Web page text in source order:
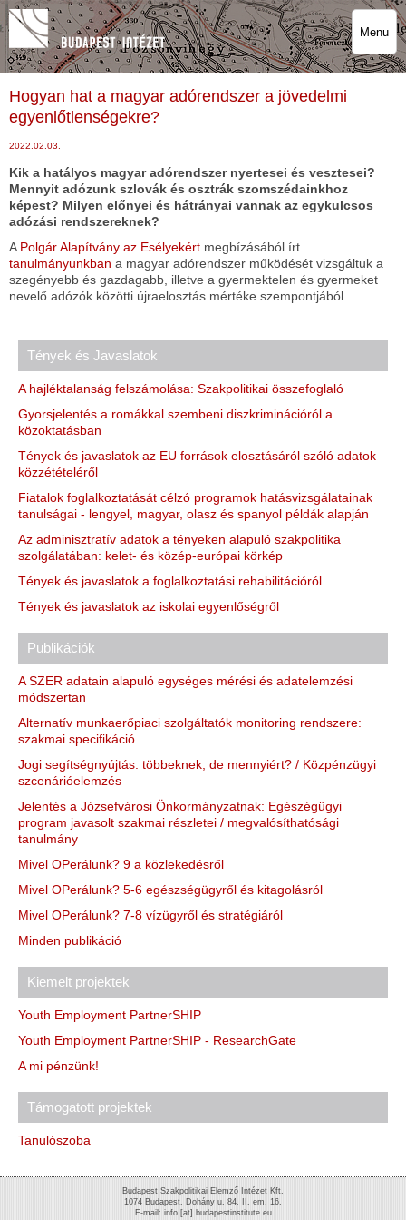
Menu
Hogyan hat a magyar adórendszer a jövedelmi
egyenlőtlenségekre?
2022.02.03.
Kik a hatályos magyar adórendszer nyertesei és vesztesei?
Mennyit adózunk szlovák és osztrák szomszédainkhoz
képest? Milyen előnyei és hátrányai vannak az egykulcsos
adózási rendszereknek?
A Polgár Alapítvány az Esélyekért megbízásából írt
tanulmányunkban a magyar adórendszer működését vizsgáltuk a
szegényebb és gazdagabb, illetve a gyermektelen és gyermeket
nevelő adózók közötti újraelosztás mértéke szempontjából.
Tények és Javaslatok
A hajléktalanság felszámolása: Szakpolitikai összefoglaló
Gyorsjelentés a romákkal szembeni diszkriminációról a
közoktatásban
Tények és javaslatok az EU források elosztásáról szóló adatok
közzétételéről
Fiatalok foglalkoztatását célzó programok hatásvizsgálatainak
tanulságai - lengyel, magyar, olasz és spanyol példák alapján
Az adminisztratív adatok a tényeken alapuló szakpolitika
szolgálatában: kelet- és közép-európai körkép
Tények és javaslatok a foglalkoztatási rehabilitációról
Tények és javaslatok az iskolai egyenlőségről
Publikációk
A SZER adatain alapuló egységes mérési és adatelemzési
módszertan
Alternatív munkaerőpiaci szolgáltatók monitoring rendszere:
szakmai specifikáció
Jogi segítségnyújtás: többeknek, de mennyiért? / Közpénzügyi
szcenárióelemzés
Jelentés a Józsefvárosi Önkormányzatnak: Egészégügyi
program javasolt szakmai részletei / megvalósíthatósági
tanulmány
Mivel OPerálunk? 9 a közlekedésről
Mivel OPerálunk? 5-6 egészségügyről és kitagolásról
Mivel OPerálunk? 7-8 vízügyről és stratégiáról
Minden publikáció
Kiemelt projektek
Youth Employment PartnerSHIP
Youth Employment PartnerSHIP - ResearchGate
A mi pénzünk!
Támogatott projektek
Tanulószoba
Budapest Szakpolitikai Elemző Intézet Kft.
1074 Budapest, Dohány u. 84. II. em. 16.
E-mail: info [at] budapestinstitute.eu